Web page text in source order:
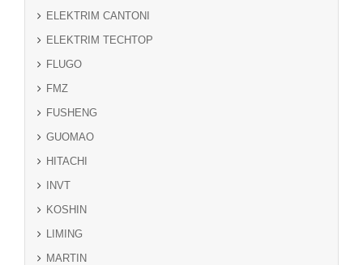
ELEKTRIM CANTONI
ELEKTRIM TECHTOP
FLUGO
FMZ
FUSHENG
GUOMAO
HITACHI
INVT
KOSHIN
LIMING
MARTIN